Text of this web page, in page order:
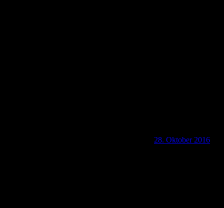
28. Oktober 2016